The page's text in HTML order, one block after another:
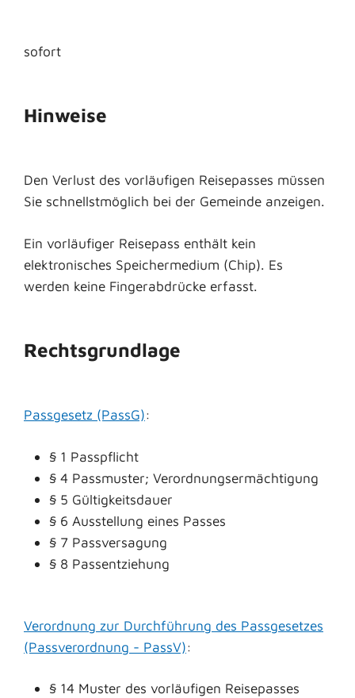
sofort
Hinweise
Den Verlust des vorläufigen Reisepasses müssen
Sie schnellstmöglich bei der Gemeinde anzeigen.
Ein vorläufiger Reisepass enthält kein
elektronisches Speichermedium (Chip). Es
werden keine Fingerabdrücke erfasst.
Rechtsgrundlage
Passgesetz (PassG):
§ 1 Passpflicht
§ 4 Passmuster; Verordnungsermächtigung
§ 5 Gültigkeitsdauer
§ 6 Ausstellung eines Passes
§ 7 Passversagung
§ 8 Passentziehung
Verordnung zur Durchführung des Passgesetzes
(Passverordnung - PassV):
§ 14 Muster des vorläufigen Reisepasses